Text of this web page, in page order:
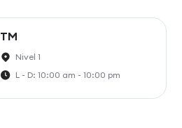
TM
Nivel 1
L - D: 10:00 am - 10:00 pm